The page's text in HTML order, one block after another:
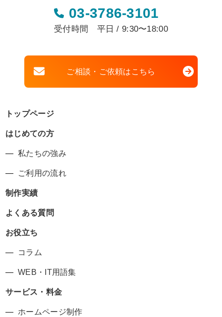
03-3786-3101
受付時間 平日 / 9:30〜18:00
ご相談・ご依頼はこちら
トップページ
はじめての方
私たちの強み
ご利用の流れ
制作実績
よくある質問
お役立ち
コラム
WEB・IT用語集
サービス・料金
ホームページ制作